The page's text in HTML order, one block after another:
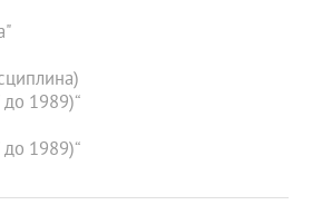
1989)“
1989)“